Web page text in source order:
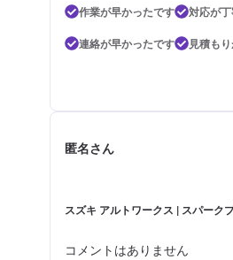
作業が早かったです
対応が
連絡が早かったです
見積も
匿名さん
スズキ アルトワークス | スパーク
コメントはありません